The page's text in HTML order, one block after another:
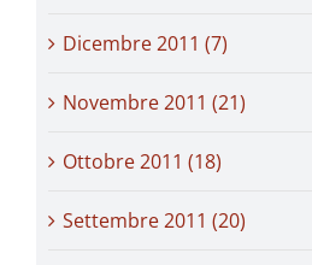
Dicembre 2011 (7)
Novembre 2011 (21)
Ottobre 2011 (18)
Settembre 2011 (20)